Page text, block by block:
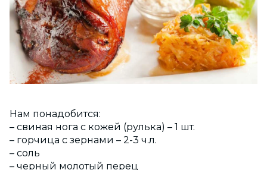
Нам понадобится:
– свиная нога с кожей (рулька) – 1 шт.
– горчица с зернами – 2-3 ч.л.
– соль
– черный молотый перец